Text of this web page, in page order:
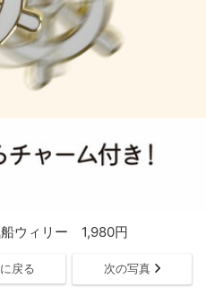
ウィリー 1,980円
戻る 次の写真